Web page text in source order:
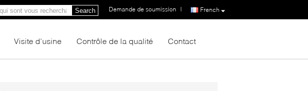
French
Demande de soumission |
Search
Visite d'usine Contrôle de la qualité Contact